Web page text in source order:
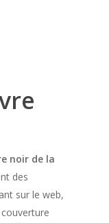
noir de la
des
sur le web,